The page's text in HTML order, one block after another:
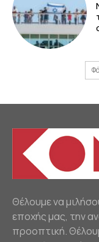
Θέλουμε να
εποχής μας, την
προοπτική.